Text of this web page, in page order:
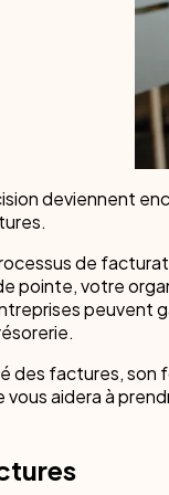
Nintex :
produits
deviennent
de
pointe, votre
peuvent
des factures, son
aidera à